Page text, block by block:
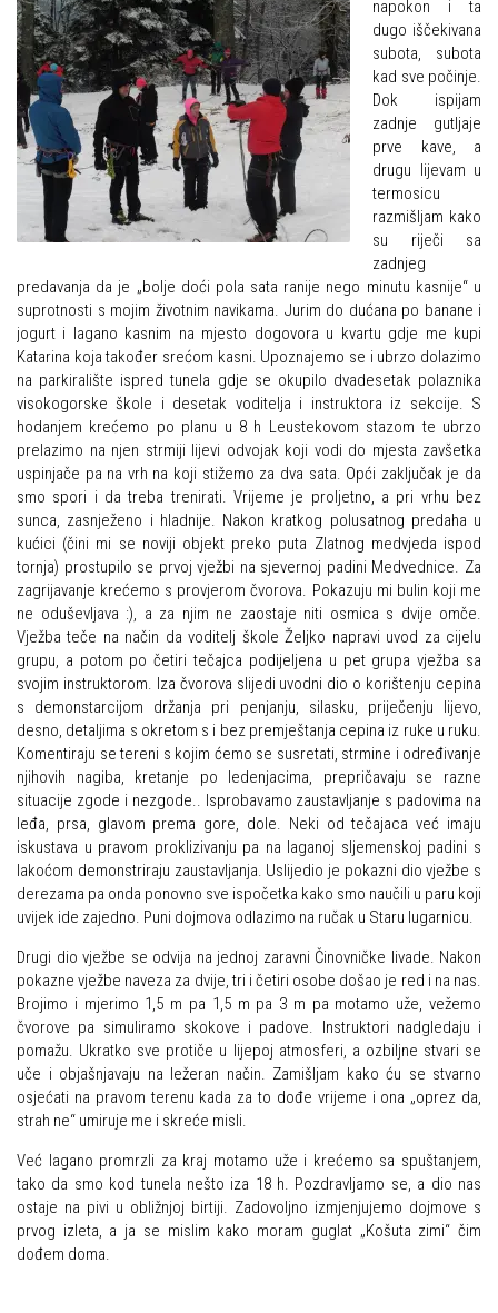
Obiteljska
Plan izleta Obiteljske sekcije za 2026. godinu
Izleti
Izvješća s izleta Obiteljske sekcije
Pruži mi ruku – OSI
OSI Novosti
Izvješća s izleta OSI
Visokogorci
Novosti SVP
Povijest SVP
Izvješća s izleta SVP
Speleolozi
Alpinisti
Skijaši
Alpinistička škola
Speleološka škola HPD Željezničar
Obilaznice
Gojzerica
Špiljama Lijepe Naše
Hrvatske planinarske kuće
Od vrha do vrha
4 godišnja doba na Oštrcu
Beži Jankec
Pohodi
Noćni pohod na Oštrc
Dragojlinom stazom na Okić
Dan Željezničara na Oštrcu
Putopisi
Put ekspedicionizma
Ojos del Salado
Slavko Patačko
Tomislav Zoričić – Tom
Damir Bajs
Dijana Petrak
Željko Brdal
Markacijska komisija
Dosadašnje aktivnosti
Novosti Markacijske komisije
Plan aktivnosti za 2025. godinu
Putevi koje održava HPD Željezničar
Povijest Markacijske komisije
napokon i ta
dugo iščekivana
subota, subota
kad sve počinje.
Dok ispijam
zadnje gutljaje
prve kave, a
drugu lijevam u
termosicu
razmišljam kako
su riječi sa
zadnjeg
predavanja da je „bolje doći pola sata ranije nego minutu kasnije“ u
suprotnosti s mojim životnim navikama. Jurim do dućana po banane i
jogurt i lagano kasnim na mjesto dogovora u kvartu gdje me kupi
Katarina koja također srećom kasni. Upoznajemo se i ubrzo dolazimo
na parkiralište ispred tunela gdje se okupilo dvadesetak polaznika
visokogorske škole i desetak voditelja i instruktora iz sekcije. S
hodanjem krećemo po planu u 8 h Leustekovom stazom te ubrzo
prelazimo na njen strmiji lijevi odvojak koji vodi do mjesta zavšetka
uspinjače pa na vrh na koji stižemo za dva sata. Opći zaključak je da
smo spori i da treba trenirati. Vrijeme je proljetno, a pri vrhu bez
sunca, zasnježeno i hladnije. Nakon kratkog polusatnog predaha u
kućici (čini mi se noviji objekt preko puta Zlatnog medvjeda ispod
tornja) prostupilo se prvoj vježbi na sjevernoj padini Medvednice. Za
zagrijavanje krećemo s provjerom čvorova. Pokazuju mi bulin koji me
ne oduševljava :), a za njim ne zaostaje niti osmica s dvije omče.
Vježba teče na način da voditelj škole Željko napravi uvod za cijelu
grupu, a potom po četiri tečajca podijeljena u pet grupa vježba sa
svojim instruktorom. Iza čvorova slijedi uvodni dio o korištenju cepina
s demonstarcijom držanja pri penjanju, silasku, priječenju lijevo,
desno, detaljima s okretom s i bez premještanja cepina iz ruke u ruku.
Komentiraju se tereni s kojim ćemo se susretati, strmine i određivanje
njihovih nagiba, kretanje po ledenjacima, prepričavaju se razne
situacije zgode i nezgode.. Isprobavamo zaustavljanje s padovima na
leđa, prsa, glavom prema gore, dole. Neki od tečajaca već imaju
iskustava u pravom proklizivanju pa na laganoj sljemenskoj padini s
lakoćom demonstriraju zaustavljanja. Uslijedio je pokazni dio vježbe s
derezama pa onda ponovno sve ispočetka kako smo naučili u paru koji
uvijek ide zajedno. Puni dojmova odlazimo na ručak u Staru lugarnicu.
Drugi dio vježbe se odvija na jednoj zaravni Činovničke livade. Nakon
pokazne vježbe naveza za dvije, tri i četiri osobe došao je red i na nas.
Brojimo i mjerimo 1,5 m pa 1,5 m pa 3 m pa motamo uže, vežemo
čvorove pa simuliramo skokove i padove. Instruktori nadgledaju i
pomažu. Ukratko sve protiče u lijepoj atmosferi, a ozbiljne stvari se
uče i objašnjavaju na ležeran način. Zamišljam kako ću se stvarno
osjećati na pravom terenu kada za to dođe vrijeme i ona „oprez da,
strah ne“ umiruje me i skreće misli.
Već lagano promrzli za kraj motamo uže i krećemo sa spuštanjem,
tako da smo kod tunela nešto iza 18 h. Pozdravljamo se, a dio nas
ostaje na pivi u obližnjoj birtiji. Zadovoljno izmjenjujemo dojmove s
prvog izleta, a ja se mislim kako moram guglat „Košuta zimi“ čim
dođem doma.